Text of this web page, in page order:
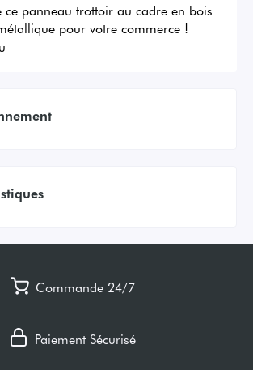
ce panneau trottoir au cadre en bois
pour votre commerce !
Commande 24/7
Paiement Sécurisé